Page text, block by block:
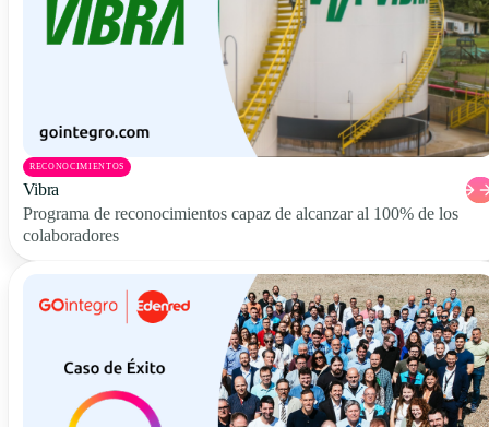
RECONOCIMIENTOS
Vibra
Programa de reconocimientos capaz de alcanzar al 100% de los
colaboradores